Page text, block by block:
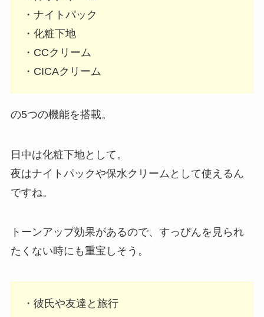
・ナイトパック
・化粧下地
・CCクリーム
・CICAクリーム
の5つの機能を搭載。
日中は化粧下地として。
夜はナイトパックや保水クリームとして使えるん
ですね。
トーンアップ効果があるので、すっぴんを見られ
たくない時にも重宝しそう。
・彼氏や友達と旅行